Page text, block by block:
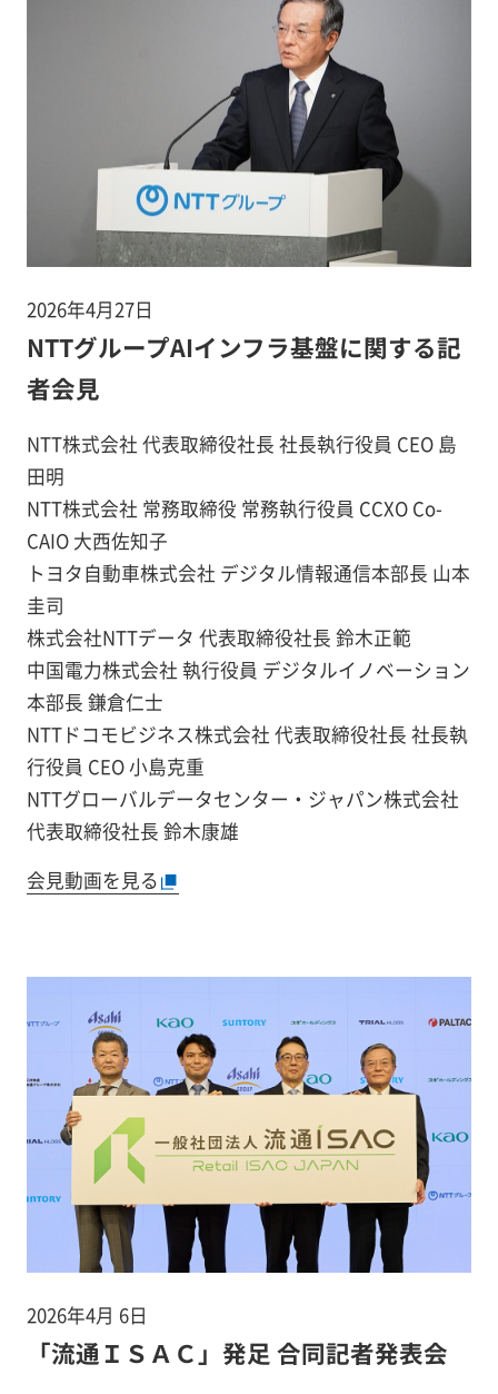
2026年4月27日
NTTグループAIインフラ基盤に関する記
者会見
NTT株式会社 代表取締役社長 社長執行役員 CEO 島
田明
NTT株式会社 常務取締役 常務執行役員 CCXO Co-
CAIO 大西佐知子
トヨタ自動車株式会社 デジタル情報通信本部長 山本
圭司
株式会社NTTデータ 代表取締役社長 鈴木正範
中国電力株式会社 執行役員 デジタルイノベーション
本部長 鎌倉仁士
NTTドコモビジネス株式会社 代表取締役社長 社長執
行役員 CEO 小島克重
NTTグローバルデータセンター・ジャパン株式会社
代表取締役社長 鈴木康雄
会見動画を見る
2026年4月 6日
「流通ＩＳＡＣ」発足 合同記者発表会